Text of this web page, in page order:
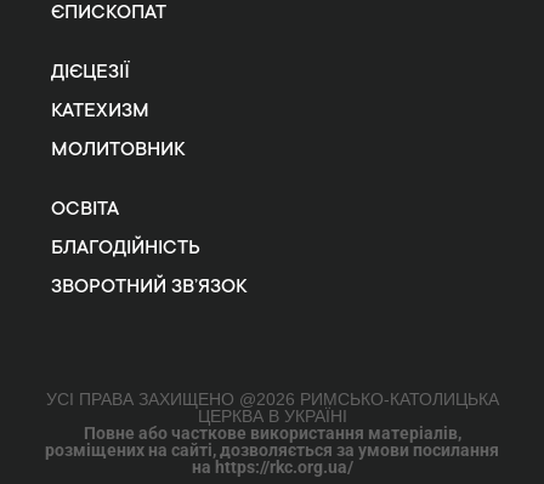
ЄПИСКОПАТ
ДІЄЦЕЗІЇ
КАТЕХИЗМ
МОЛИТОВНИК
ОСВІТА
БЛАГОДІЙНІСТЬ
ЗВОРОТНИЙ ЗВ’ЯЗОК
УСІ ПРАВА ЗАХИЩЕНО @2026 РИМСЬКО-КАТОЛИЦЬКА
ЦЕРКВА В УКРАЇНІ
Повне або часткове використання матеріалів,
розміщених на сайті, дозволяється за умови посилання
на https://rkc.org.ua/